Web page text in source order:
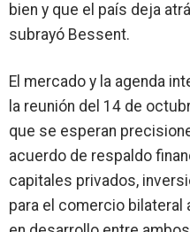
bien y que el país deja
subrayó Bessent.
El mercado y la agenda
la reunión del 14 de
que se esperan
acuerdo de respaldo
capitales privados,
para el comercio bilateral